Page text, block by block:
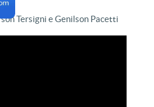
Tersigni e Genilson Pacetti